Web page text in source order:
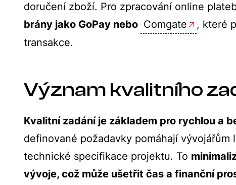
doručení zboží. Pro zpracování online
brány jako GoPay nebo Comgate
, které
transakce.
Význam kvalitního
Kvalitní zadání je základem pro rychlou a
definované požadavky pomáhají
technické specifikace projektu. To
vývoje, což může ušetřit čas a finanční